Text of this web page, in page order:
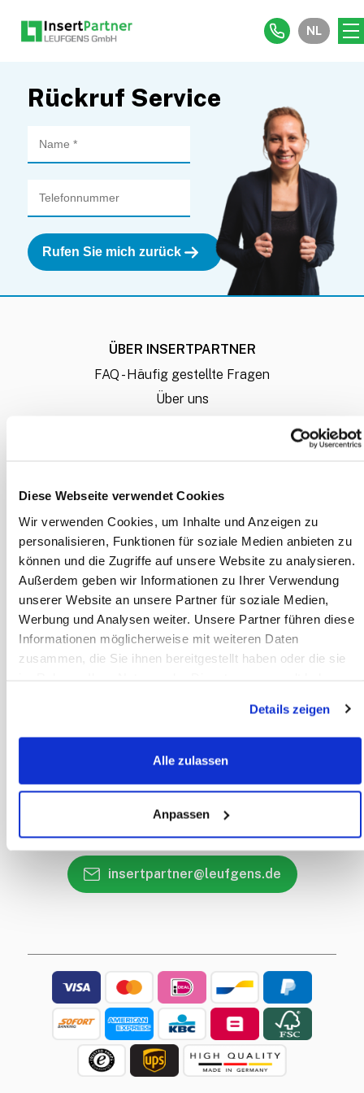
Diese Webseite verwendet Cookies
Wir verwenden Cookies, um Inhalte und Anzeigen zu
personalisieren, Funktionen für soziale Medien anbieten zu
können und die Zugriffe auf unsere Website zu analysieren.
Außerdem geben wir Informationen zu Ihrer Verwendung
unserer Website an unsere Partner für soziale Medien,
Werbung und Analysen weiter. Unsere Partner führen diese
Informationen möglicherweise mit weiteren Daten
zusammen, die Sie ihnen bereitgestellt haben oder die sie
Details zeigen
Alle zulassen
Anpassen
NL
Rückruf Service
ÜBER INSERTPARTNER
FAQ - Häufig gestellte Fragen
Über uns
INFORMATION
Zahlungsarten
Allgemeine Geschäftsbedingungen
Datenschutz
Disclaimer
Rückruf Service
Haben Sie eine Frage?
insertpartner@leufgens.de